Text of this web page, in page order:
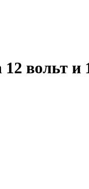
вольт и